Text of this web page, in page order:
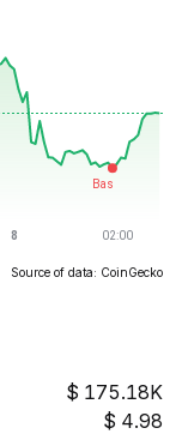
Source of data: CoinGecko
175.18K
4.98